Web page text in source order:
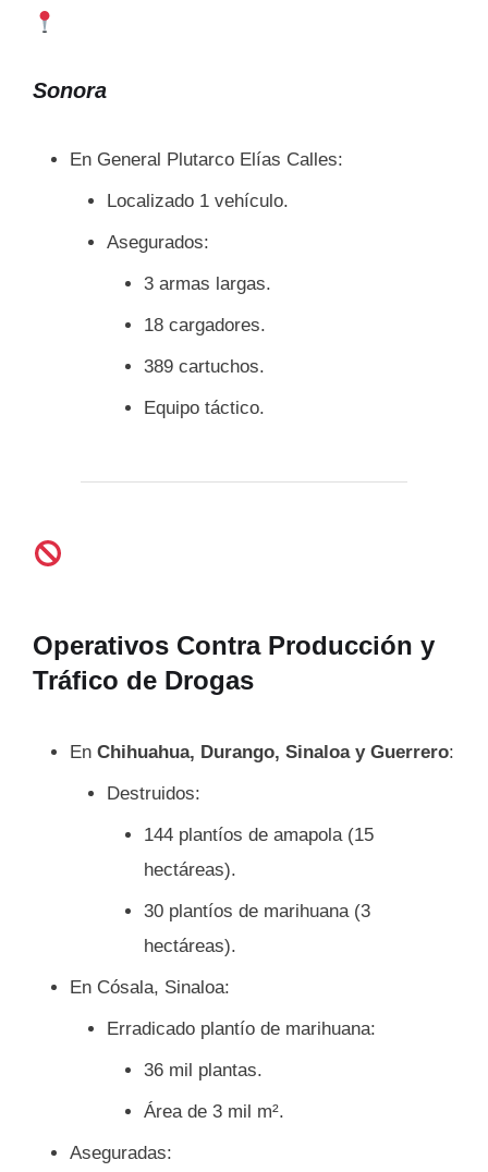
Sonora
En General Plutarco Elías Calles:
Localizado 1 vehículo.
Asegurados:
3 armas largas.
18 cargadores.
389 cartuchos.
Equipo táctico.
Operativos Contra Producción y
Tráfico de Drogas
En Chihuahua, Durango, Sinaloa y Guerrero:
Destruidos:
144 plantíos de amapola (15
hectáreas).
30 plantíos de marihuana (3
hectáreas).
En Cósala, Sinaloa:
Erradicado plantío de marihuana:
36 mil plantas.
Área de 3 mil m².
Aseguradas: